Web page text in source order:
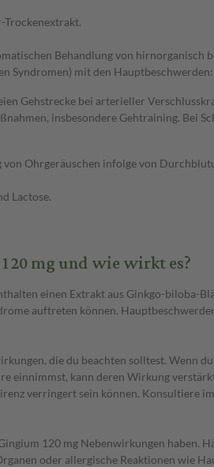
Behandlung von hirnorganisch
Syndromen) mit den
Gehstrecke bei arterieller
insbesondere Gehtraining. Bei
Ohrgeräuschen infolge von
Lactose.
mg und wie wirkt es?
einen Extrakt aus Ginkgo-biloba-
auftreten können.
die du beachten solltest. Wenn
einnimmst, kann deren Wirkung
verringert sein können. Konsultiere
120 mg Nebenwirkungen haben.
oder allergische Reaktionen wie